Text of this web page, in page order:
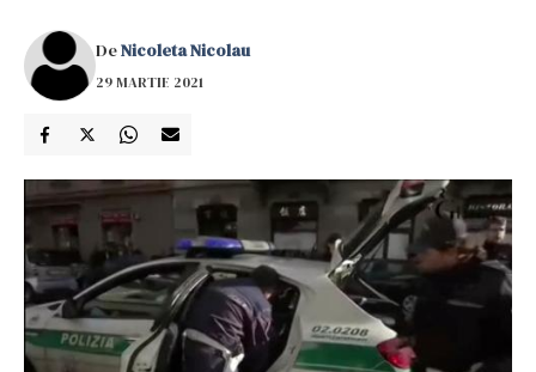
DeNicoleta Nicolau
29 MARTIE 2021